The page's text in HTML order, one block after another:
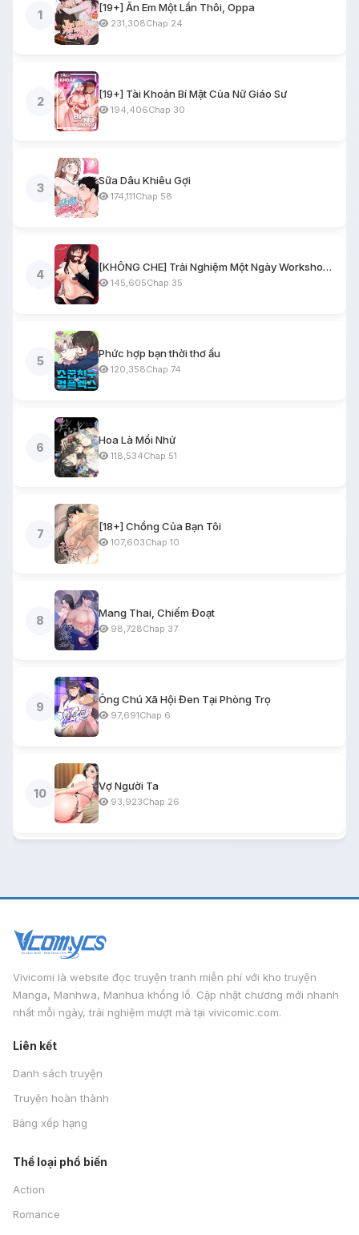
1
[19+] Ăn Em Một Lần Thôi, Oppa
231,308Chap 24
2
[19+] Tài Khoản Bí Mật Của Nữ Giáo Sư
194,406Chap 30
3
Sữa Dâu Khiêu Gợi
174,111Chap 58
4
[KHÔNG CHE] Trải Nghiệm Một Ngày Workshop BDSM
145,605Chap 35
5
Phức hợp bạn thời thơ ấu
120,358Chap 74
6
Hoa Là Mồi Nhử
118,534Chap 51
7
[18+] Chồng Của Bạn Tôi
107,603Chap 10
8
Mang Thai, Chiếm Đoạt
98,728Chap 37
9
Ông Chú Xã Hội Đen Tại Phòng Trọ
97,691Chap 6
10
Vợ Người Ta
93,923Chap 26
Vivicomi là website đọc truyện tranh miễn phí với kho truyện
Manga, Manhwa, Manhua khổng lồ. Cập nhật chương mới nhanh
nhất mỗi ngày, trải nghiệm mượt mà tại vivicomic.com.
Liên kết
Danh sách truyện
Truyện hoàn thành
Bảng xếp hạng
Thể loại phổ biến
Action
Romance